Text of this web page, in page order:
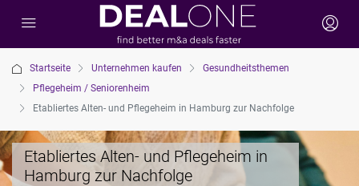
Startseite Unternehmen kaufen
Gesundheitsthemen
Pflegeheim / Seniorenheim
Etabliertes Alten- und Pflegeheim in Hamburg zur Nachfolge
Etabliertes Alten- und Pflegeheim in
Hamburg zur Nachfolge